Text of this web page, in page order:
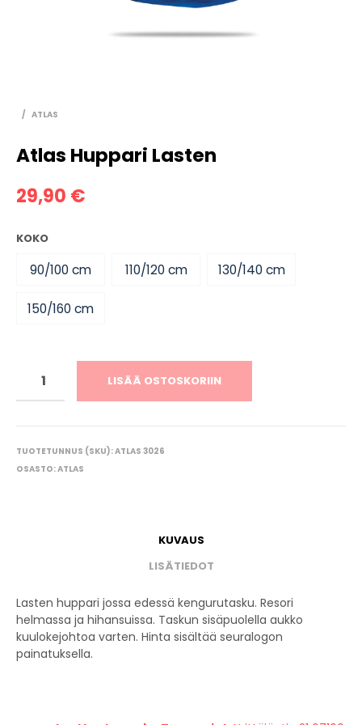
/ ATLAS
Atlas Huppari Lasten
29,90 €
KOKO
90/100 cm 110/120 cm 130/140 cm
150/160 cm
LISÄÄ OSTOSKORIIN
TUOTETUNNUS (SKU):ATLAS 3026
OSASTO:ATLAS
KUVAUS
LISÄTIEDOT
Lasten huppari jossa edessä kengurutasku. Resori
helmassa ja hihansuissa. Taskun sisäpuolella aukko
kuulokejohtoa varten. Hinta sisältää seuralogon
painatuksella.